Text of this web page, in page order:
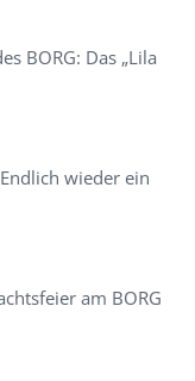
BORG: Das „Lila
wieder ein
am BORG